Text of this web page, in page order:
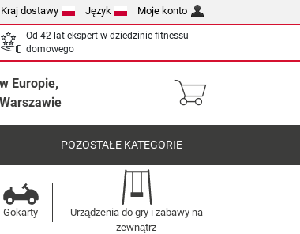
Kraj dostawy Język Moje konto
Od 42 lat ekspert w dziedzinie fitnessu
domowego
Europie,
POZOSTAŁE KATEGORIE
Gokarty
Urządzenia do gry i zabawy na
zewnątrz